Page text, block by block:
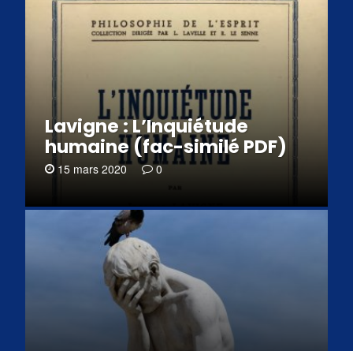
Lavigne : L’Inquiétude
humaine (fac-similé PDF)
15 mars 2020 0